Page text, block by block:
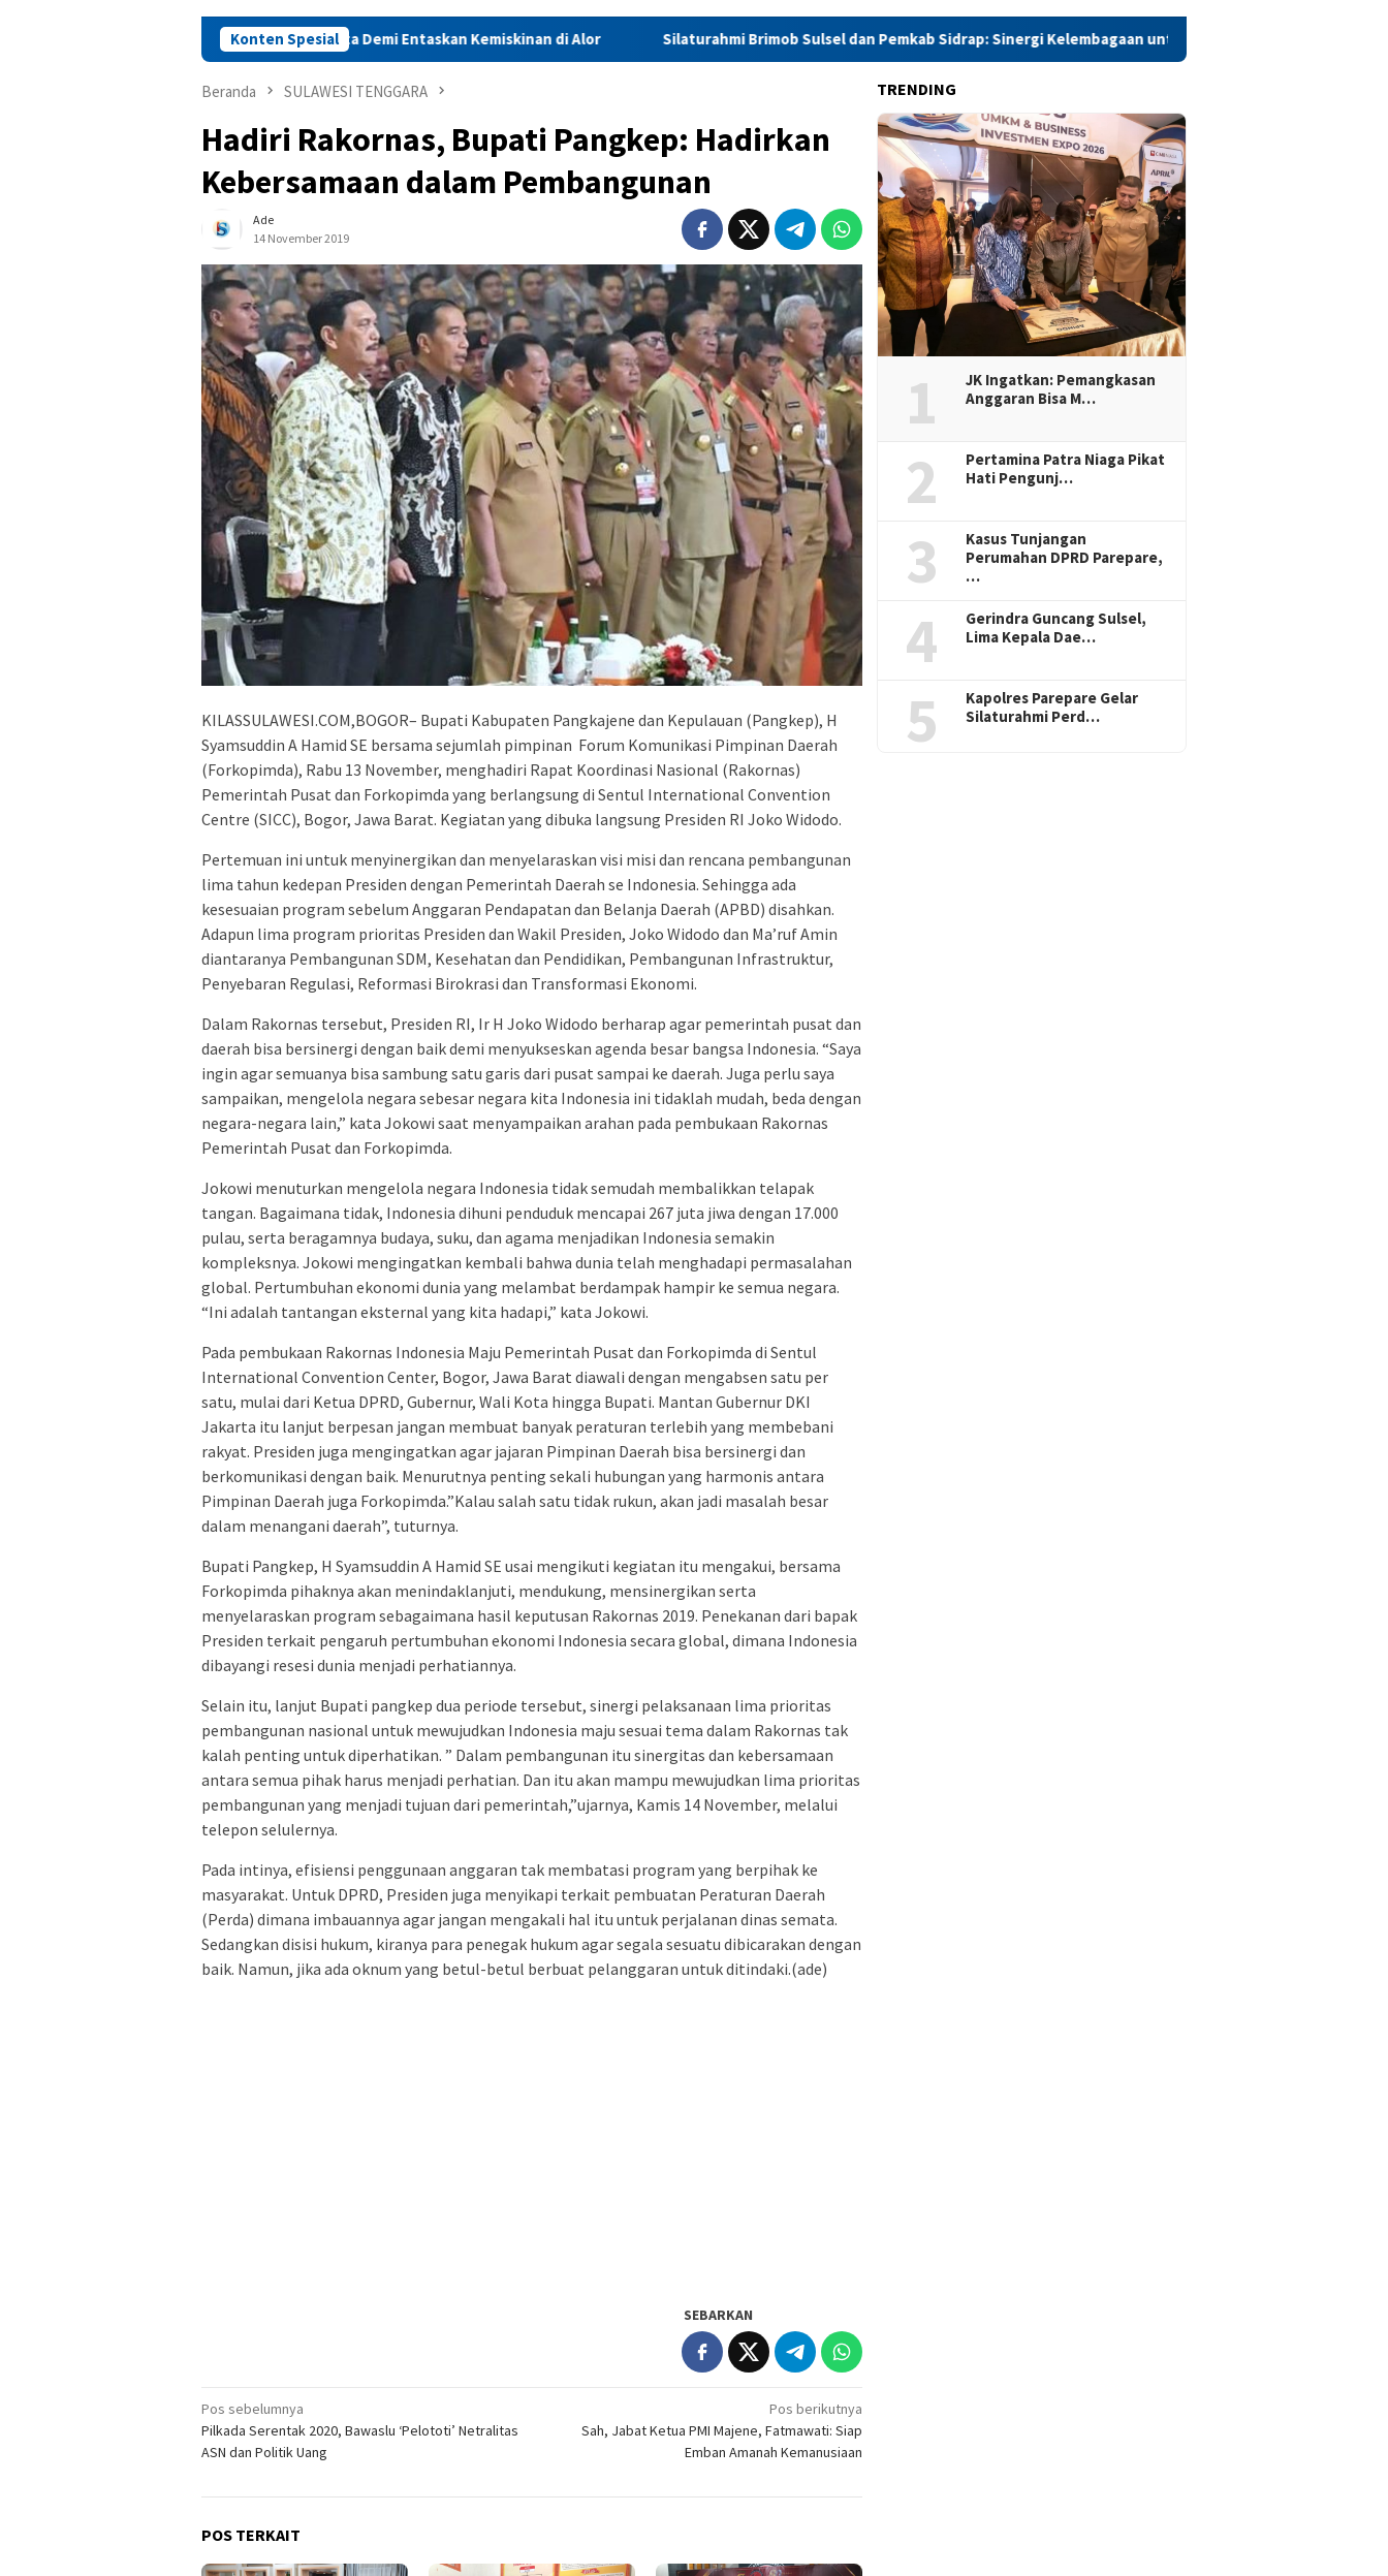
Konten Spesial
Penting di Jakarta Demi Entaskan Kemiskinan di Alor Silaturahmi Brimob Sulsel dan Pemkab Sidrap: Sinergi Kelembagaan untuk Kamtibmas Kondusif
Beranda SULAWESI TENGGARA
Hadiri Rakornas, Bupati Pangkep: Hadirkan
Kebersamaan dalam Pembangunan
Ade
14 November 2019
KILASSULAWESI.COM,BOGOR– Bupati Kabupaten Pangkajene dan Kepulauan (Pangkep), H
Syamsuddin A Hamid SE bersama sejumlah pimpinan Forum Komunikasi Pimpinan Daerah
(Forkopimda), Rabu 13 November, menghadiri Rapat Koordinasi Nasional (Rakornas)
Pemerintah Pusat dan Forkopimda yang berlangsung di Sentul International Convention
Centre (SICC), Bogor, Jawa Barat. Kegiatan yang dibuka langsung Presiden RI Joko Widodo.
Pertemuan ini untuk menyinergikan dan menyelaraskan visi misi dan rencana pembangunan
lima tahun kedepan Presiden dengan Pemerintah Daerah se Indonesia. Sehingga ada
kesesuaian program sebelum Anggaran Pendapatan dan Belanja Daerah (APBD) disahkan.
Adapun lima program prioritas Presiden dan Wakil Presiden, Joko Widodo dan Ma’ruf Amin
diantaranya Pembangunan SDM, Kesehatan dan Pendidikan, Pembangunan Infrastruktur,
Penyebaran Regulasi, Reformasi Birokrasi dan Transformasi Ekonomi.
Dalam Rakornas tersebut, Presiden RI, Ir H Joko Widodo berharap agar pemerintah pusat dan
daerah bisa bersinergi dengan baik demi menyukseskan agenda besar bangsa Indonesia. “Saya
ingin agar semuanya bisa sambung satu garis dari pusat sampai ke daerah. Juga perlu saya
sampaikan, mengelola negara sebesar negara kita Indonesia ini tidaklah mudah, beda dengan
negara-negara lain,” kata Jokowi saat menyampaikan arahan pada pembukaan Rakornas
Pemerintah Pusat dan Forkopimda.
Jokowi menuturkan mengelola negara Indonesia tidak semudah membalikkan telapak
tangan. Bagaimana tidak, Indonesia dihuni penduduk mencapai 267 juta jiwa dengan 17.000
pulau, serta beragamnya budaya, suku, dan agama menjadikan Indonesia semakin
kompleksnya. Jokowi mengingatkan kembali bahwa dunia telah menghadapi permasalahan
global. Pertumbuhan ekonomi dunia yang melambat berdampak hampir ke semua negara.
“Ini adalah tantangan eksternal yang kita hadapi,” kata Jokowi.
Pada pembukaan Rakornas Indonesia Maju Pemerintah Pusat dan Forkopimda di Sentul
International Convention Center, Bogor, Jawa Barat diawali dengan mengabsen satu per
satu, mulai dari Ketua DPRD, Gubernur, Wali Kota hingga Bupati. Mantan Gubernur DKI
Jakarta itu lanjut berpesan jangan membuat banyak peraturan terlebih yang membebani
rakyat. Presiden juga mengingatkan agar jajaran Pimpinan Daerah bisa bersinergi dan
berkomunikasi dengan baik. Menurutnya penting sekali hubungan yang harmonis antara
Pimpinan Daerah juga Forkopimda.”Kalau salah satu tidak rukun, akan jadi masalah besar
dalam menangani daerah”, tuturnya.
Bupati Pangkep, H Syamsuddin A Hamid SE usai mengikuti kegiatan itu mengakui, bersama
Forkopimda pihaknya akan menindaklanjuti, mendukung, mensinergikan serta
menyelaraskan program sebagaimana hasil keputusan Rakornas 2019. Penekanan dari bapak
Presiden terkait pengaruh pertumbuhan ekonomi Indonesia secara global, dimana Indonesia
dibayangi resesi dunia menjadi perhatiannya.
Selain itu, lanjut Bupati pangkep dua periode tersebut, sinergi pelaksanaan lima prioritas
pembangunan nasional untuk mewujudkan Indonesia maju sesuai tema dalam Rakornas tak
kalah penting untuk diperhatikan. ” Dalam pembangunan itu sinergitas dan kebersamaan
antara semua pihak harus menjadi perhatian. Dan itu akan mampu mewujudkan lima prioritas
pembangunan yang menjadi tujuan dari pemerintah,”ujarnya, Kamis 14 November, melalui
telepon selulernya.
Pada intinya, efisiensi penggunaan anggaran tak membatasi program yang berpihak ke
masyarakat. Untuk DPRD, Presiden juga menyikapi terkait pembuatan Peraturan Daerah
(Perda) dimana imbauannya agar jangan mengakali hal itu untuk perjalanan dinas semata.
Sedangkan disisi hukum, kiranya para penegak hukum agar segala sesuatu dibicarakan dengan
baik. Namun, jika ada oknum yang betul-betul berbuat pelanggaran untuk ditindaki.(ade)
SEBARKAN
Navigasi
pos
Pos sebelumnya
Pilkada Serentak 2020, Bawaslu ‘Pelototi’ Netralitas
ASN dan Politik Uang
Pos berikutnya
Sah, Jabat Ketua PMI Majene, Fatmawati: Siap
Emban Amanah Kemanusiaan
POS TERKAIT
TRENDING
1
JK Ingatkan: Pemangkasan
Anggaran Bisa M…
2
Pertamina Patra Niaga Pikat
Hati Pengunj…
3
Kasus Tunjangan
Perumahan DPRD Parepare,
…
4
Gerindra Guncang Sulsel,
Lima Kepala Dae…
5
Kapolres Parepare Gelar
Silaturahmi Perd…